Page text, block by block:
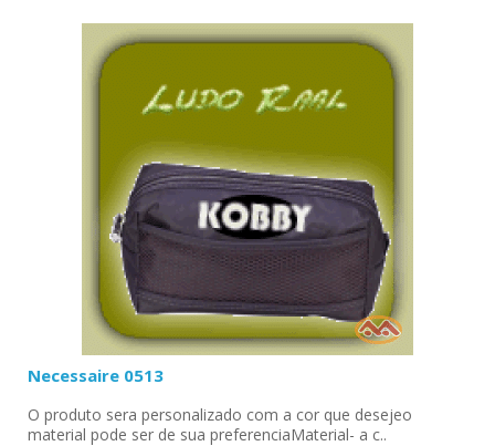
Necessaire 0513
O produto sera personalizado com a cor que desejeo
material pode ser de sua preferenciaMaterial- a c..